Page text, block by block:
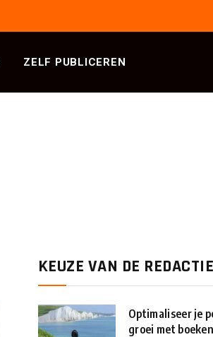
ZELF PUBLICEREN
KEUZE VAN DE REDACTIE
Optimaliseer je
groei met boeken